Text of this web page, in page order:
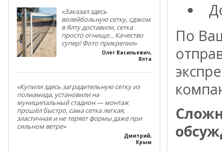
«Заказал здесь
волейбольную сетку, сдэком
в Ялту доставили, сетка
просто огнище... Качество
супер! Фото прикрепил»
Олег Васильевич,
Ялта
«Купили здесь заградительную сетку из
полиамида, установили на
муниципальный стадион — монтаж
прошёл быстро, сама сетка легкая,
эластичная и не теряет формы даже при
сильном ветре»
Дмитрий,
Крым
По